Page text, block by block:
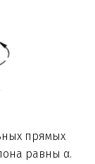
прямых
равны α.